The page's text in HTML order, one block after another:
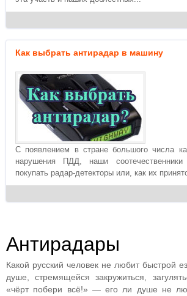
Как выбрать антирадар в машину
С появлением в стране большого числа
нарушения ПДД, наши
покупать радар-детекторы или, как их
Антирадары
Какой русский человек не любит быстрой
душе, стремящейся закружиться,
«чёрт побери всё!» — его ли душе не